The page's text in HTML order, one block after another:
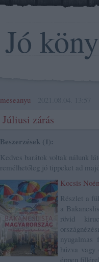
Jó
meseanyu
Júliusi zárás
Beszerzések (1):
Kedves barátok voltak nálunk
remélhetőleg jó tippeket ad
Kocsis
Részlet a
a
rövid
nyugalmas
húzva vagy
éppen